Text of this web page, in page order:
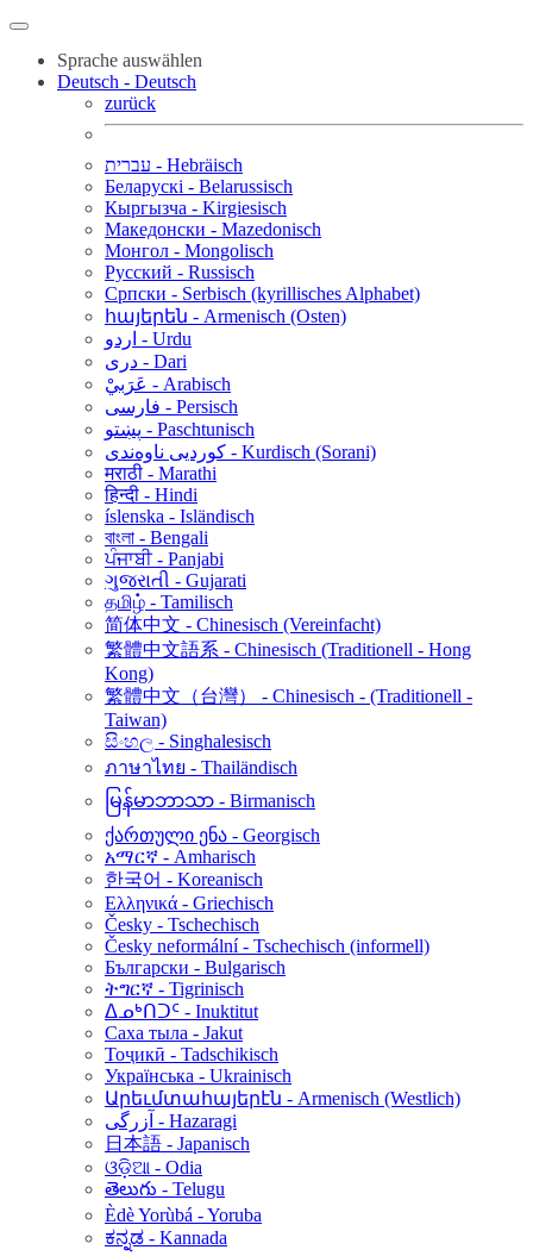
Sprache auswählen
Deutsch - Deutsch
zurück
עברית - Hebräisch
Беларускі - Belarussisch
Кыргызча - Kirgiesisch
Македонски - Mazedonisch
Монгол - Mongolisch
Русский - Russisch
Српски - Serbisch (kyrillisches Alphabet)
հայերեն - Armenisch (Osten)
اردو - Urdu
دری - Dari
عَرَبيْ - Arabisch
فارسی - Persisch
پښتو - Paschtunisch
کوردیی ناوەندی - Kurdisch (Sorani)
मराठी - Marathi
हिन्दी - Hindi
íslenska - Isländisch
বাংলা - Bengali
ਪੰਜਾਬੀ - Panjabi
ગુજરાતી - Gujarati
தமிழ் - Tamilisch
简体中文 - Chinesisch (Vereinfacht)
繁體中文語系 - Chinesisch (Traditionell - Hong
Kong)
繁體中文（台灣） - Chinesisch - (Traditionell -
Taiwan)
සිංහල - Singhalesisch
ภาษาไทย - Thailändisch
မြန်မာဘာသာ - Birmanisch
ქართული ენა - Georgisch
አማርኛ - Amharisch
한국어 - Koreanisch
Ελληνικά - Griechisch
Česky - Tschechisch
Česky neformální - Tschechisch (informell)
Български - Bulgarisch
ትግርኛ - Tigrinisch
ᐃᓄᒃᑎᑐᑦ - Inuktitut
Саха тыла - Jakut
Тоҷикӣ - Tadschikisch
Українська - Ukrainisch
Արեւմտահայերէն - Armenisch (Westlich)
آزرگی - Hazaragi
日本語 - Japanisch
ଓଡ଼ିଆ - Odia
తెలుగు - Telugu
Èdè Yorùbá - Yoruba
ಕನ್ನಡ - Kannada